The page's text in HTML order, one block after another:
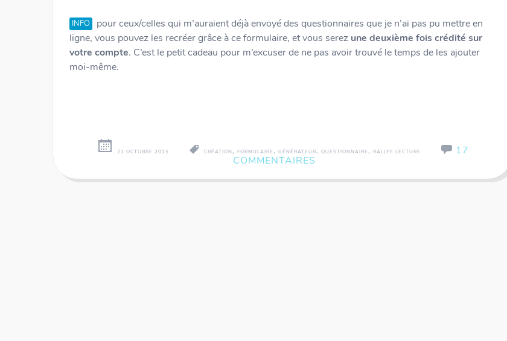
INFO
pour ceux/celles qui m’auraient déjà envoyé des questionnaires que je n’ai pas pu mettre en
ligne, vous pouvez les recréer grâce à ce formulaire, et vous serez une deuxième fois crédité sur
votre compte. C’est le petit cadeau pour m’excuser de ne pas avoir trouvé le temps de les ajouter
moi-même.
21 OCTOBRE 2015 CRÉATION , FORMULAIRE , GÉNÉRATEUR, QUESTIONNAIRE , RALLYE LECTURE 17
COMMENTAIRES